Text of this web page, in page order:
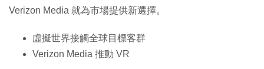
Verizon Media 就為市場提供新選擇。
虛擬世界接觸全球目標客群
Verizon Media 推動 VR